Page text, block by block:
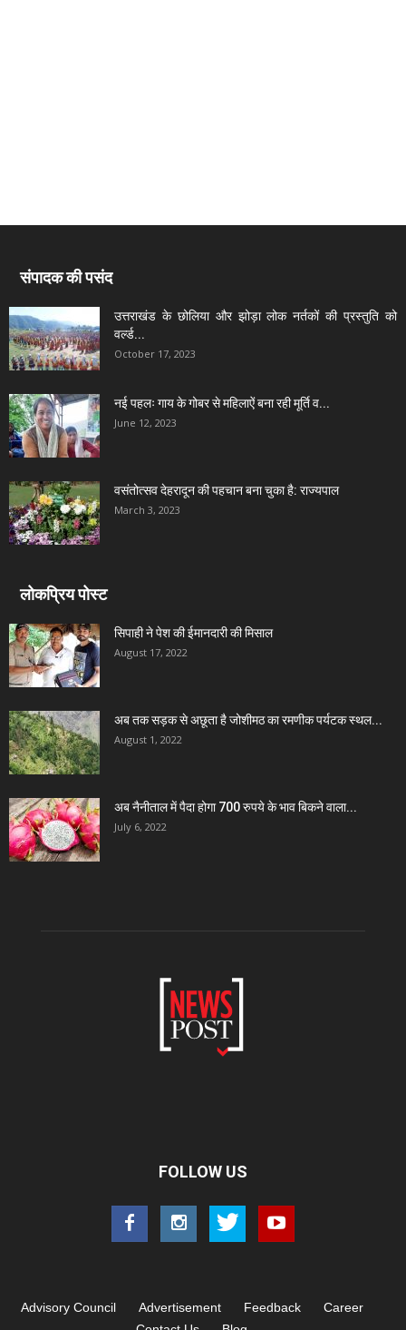
संपादक की पसंद
उत्तराखंड के छोलिया और झोड़ा लोक नर्तकों की प्रस्तुति को
वर्ल्ड...
October 17, 2023
नई पहलः गाय के गोबर से महिलाऐं बना रही मूर्ति व...
June 12, 2023
वसंतोत्सव देहरादून की पहचान बना चुका है: राज्यपाल
March 3, 2023
लोकप्रिय पोस्ट
सिपाही ने पेश की ईमानदारी की मिसाल
August 17, 2022
अब तक सड़क से अछूता है जोशीमठ का रमणीक पर्यटक स्थल...
August 1, 2022
अब नैनीताल में पैदा होगा 700 रुपये के भाव बिकने वाला...
July 6, 2022
FOLLOW US
Advisory Council Advertisement Feedback
Career